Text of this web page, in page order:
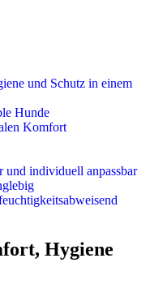
und Schutz in einem
Hunde
Komfort
und individuell anpassbar
Hygiene